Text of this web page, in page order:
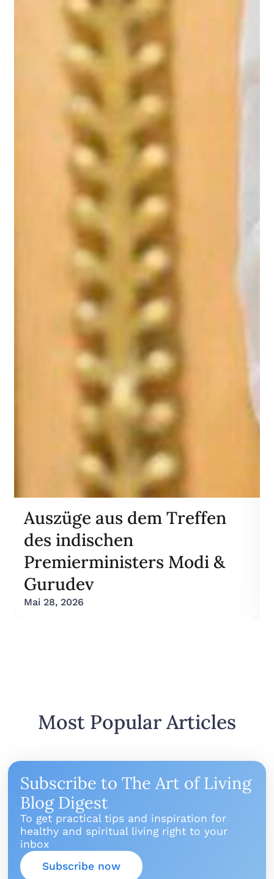
Auszüge aus dem Treffen
des indischen
Premierministers Modi &
Gurudev
Mai 28, 2026
Most Popular Articles
Subscribe to The Art of Living
Blog Digest
To get practical tips and inspiration for
healthy and spiritual living right to your
inbox
Subscribe now